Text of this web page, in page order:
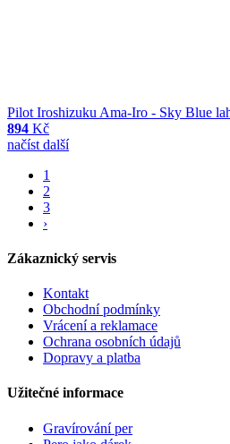
Pilot Iroshizuku Ama-Iro - Sky Blue
894 Kč
načíst další
1
2
3
›
Zákaznický servis
Kontakt
Obchodní podmínky
Vrácení a reklamace
Ochrana osobních údajů
Dopravy a platba
Užitečné informace
Gravírování per